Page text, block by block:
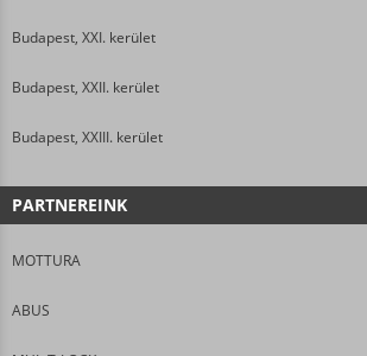
Budapest, XXI. kerület
Budapest, XXII. kerület
Budapest, XXIII. kerület
PARTNEREINK
MOTTURA
ABUS